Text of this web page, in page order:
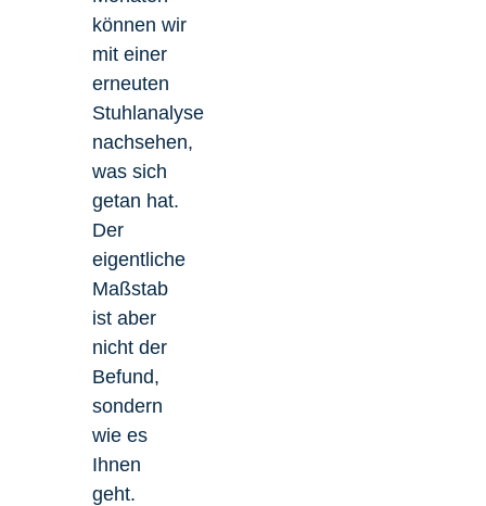
können wir
mit einer
erneuten
Stuhlanalyse
nachsehen,
was sich
getan hat.
Der
eigentliche
Maßstab
ist aber
nicht der
Befund,
sondern
wie es
Ihnen
geht.